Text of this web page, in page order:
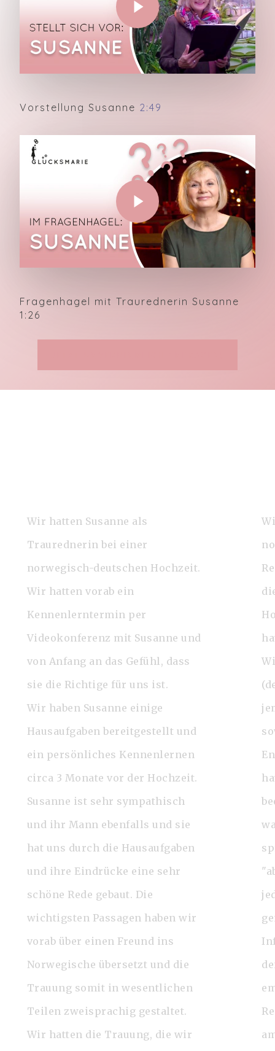
Vorstellung Susanne 2:49
Play Video
Fragenhagel mit Traurednerin Susanne
1:26
Wir hatten Susanne als
Traurednerin bei einer
norwegisch-deutschen Hochzeit.
Wir hatten vorab ein
Kennenlerntermin per
Videokonferenz mit Susanne und
von Anfang an das Gefühl, dass
sie die Richtige für uns ist.
Wir haben Susanne einige
Hausaufgaben bereitgestellt und
ein persönliches Kennenlernen
circa 3 Monate vor der Hochzeit.
Susanne ist sehr sympathisch
und ihr Mann ebenfalls und sie
hat uns durch die Hausaufgaben
und ihre Eindrücke eine sehr
schöne Rede gebaut. Die
wichtigsten Passagen haben wir
vorab über einen Freund ins
Norwegische übersetzt und die
Trauung somit in wesentlichen
Teilen zweisprachig gestaltet.
Wir hatten die Trauung, die wir